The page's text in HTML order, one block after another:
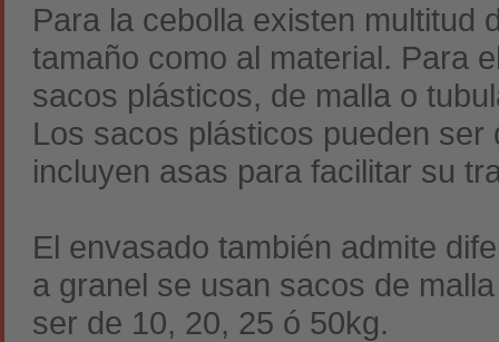
Para la cebolla existen multitud
tamaño como al material. Para
sacos plásticos, de malla o
Los sacos plásticos pueden
incluyen asas para facilitar su
El envasado también admite
a granel se usan sacos de
ser de 10, 20, 25 ó 50kg.